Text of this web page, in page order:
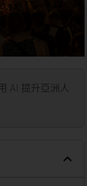
AI 提升亞洲人